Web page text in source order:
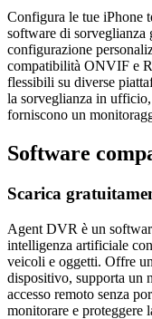
Configura le tue iPhone
software di sorveglianza
configurazione
compatibilità ONVIF e
flessibili su diverse
la sorveglianza in
forniscono un
Software
Scarica
Agent DVR è un
intelligenza artificiale
veicoli e oggetti. Offre
dispositivo, supporta un
accesso remoto senza
monitorare e proteggere